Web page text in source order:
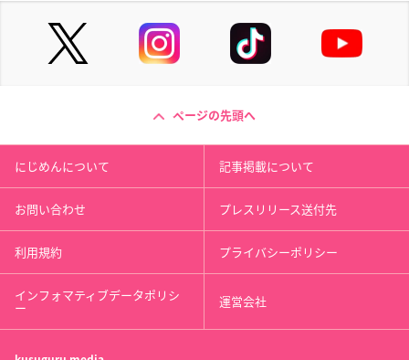
ページの先頭へ
にじめんについて 記事掲載について
お問い合わせ プレスリリース送付先
利用規約 プライバシーポリシー
インフォマティブデータポリシ
ー 運営会社